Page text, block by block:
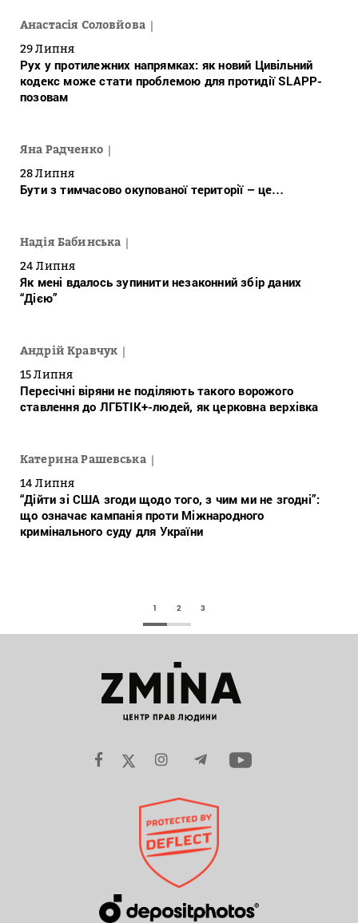
Анастасія Соловйова
29 Липня
Рух у протилежних напрямках: як новий Цивільний
кодекс може стати проблемою для протидії SLAPP-
позовам
Яна Радченко
28 Липня
Бути з тимчасово окупованої території – це…
Надія Бабинська
24 Липня
Як мені вдалось зупинити незаконний збір даних
“Дією”
Андрій Кравчук
15 Липня
Пересічні віряни не поділяють такого ворожого
ставлення до ЛГБТІК+-людей, як церковна верхівка
Катерина Рашевська
14 Липня
“Дійти зі США згоди щодо того, з чим ми не згодні”:
що означає кампанія проти Міжнародного
кримінального суду для України
1 2 3